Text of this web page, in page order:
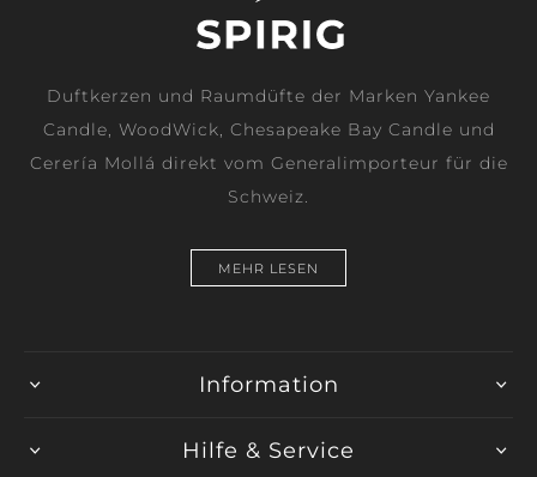
Duftkerzen und Raumdüfte der Marken Yankee
Candle, WoodWick, Chesapeake Bay Candle und
Cerería Mollá direkt vom Generalimporteur für die
Schweiz.
MEHR LESEN
Information
Hilfe & Service